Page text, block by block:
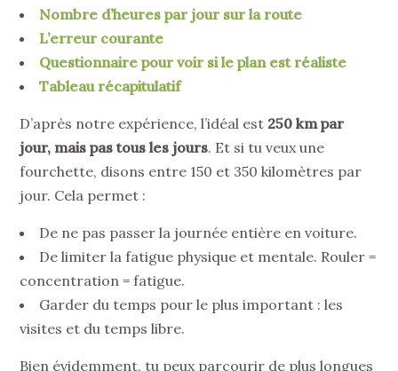
Nombre d’heures par jour sur la route
L’erreur courante
Questionnaire pour voir si le plan est réaliste
Tableau récapitulatif
D’après notre expérience, l’idéal est 250 km par
jour, mais pas tous les jours. Et si tu veux une
fourchette, disons entre 150 et 350 kilomètres par
jour. Cela permet :
De ne pas passer la journée entière en voiture.
De limiter la fatigue physique et mentale. Rouler =
concentration = fatigue.
Garder du temps pour le plus important : les
visites et du temps libre.
Bien évidemment, tu peux parcourir de plus longues